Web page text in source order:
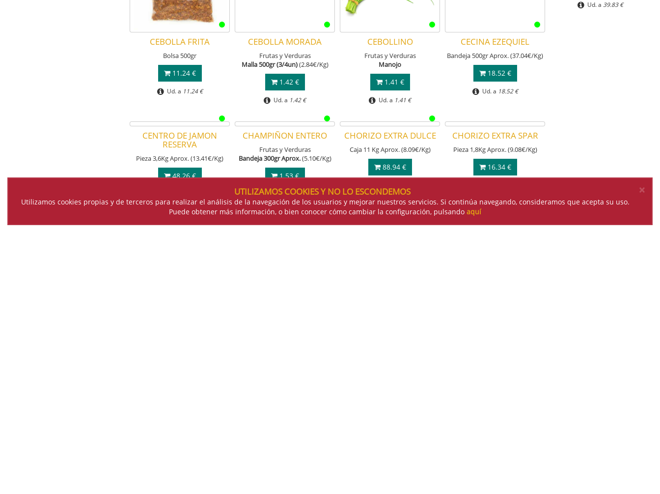
×
UTILIZAMOS COOKIES Y NO LO ESCONDEMOS
Utilizamos cookies propias y de terceros para realizar el análisis de la navegación de los usuarios y mejorar nuestros servicios. Si continúa navegando, consideramos que acepta su uso.
Puede obtener más información, o bien conocer cómo cambiar la configuración, pulsando aquí
CEBOLLA FRITA
Bolsa 500gr
11.24 €
Ud. a 11.24 €
CEBOLLA MORADA
Frutas y Verduras
Malla 500gr (3/4un)(2.84€/Kg)
1.42 €
Ud. a 1.42 €
CEBOLLINO
Frutas y Verduras
Manojo
1.41 €
Ud. a 1.41 €
CECINA EZEQUIEL
Bandeja 500gr Aprox. (37.04€/Kg)
18.52 €
Ud. a 18.52 €
CHORIZO EXTRA SPAR
Pieza 1,8Kg Aprox. (9.08€/Kg)
16.34 €